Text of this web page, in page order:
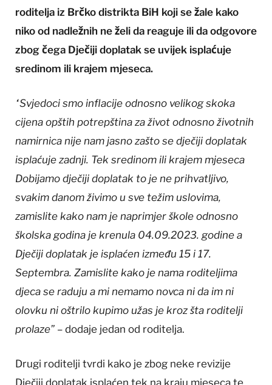
roditelja iz Brčko distrikta BiH koji se žale kako
niko od nadležnih ne želi da reaguje ili da odgovore
zbog čega Dječiji doplatak se uvijek isplaćuje
sredinom ili krajem mjeseca.
“Svjedoci smo inflacije odnosno velikog skoka
cijena opštih potrepština za život odnosno životnih
namirnica nije nam jasno zašto se dječiji doplatak
isplaćuje zadnji. Tek sredinom ili krajem mjeseca
Dobijamo dječiji doplatak to je ne prihvatljivo,
svakim danom živimo u sve težim uslovima,
zamislite kako nam je naprimjer škole odnosno
školska godina je krenula 04.09.2023. godine a
Dječiji doplatak je isplaćen između 15 i 17.
Septembra. Zamislite kako je nama roditeljima
djeca se raduju a mi nemamo novca ni da im ni
olovku ni oštrilo kupimo užas je kroz šta roditelji
prolaze” – dodaje jedan od roditelja.
Drugi roditelji tvrdi kako je zbog neke revizije
Dječiji doplatak isplaćen tek na kraju mjeseca te